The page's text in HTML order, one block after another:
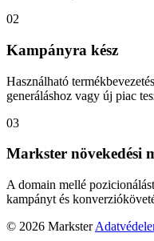
02
Kampányra kész
Használható
generáláshoz vagy új piac
03
Markster növekedési
A domain mellé
kampányt és
© 2026 Markster